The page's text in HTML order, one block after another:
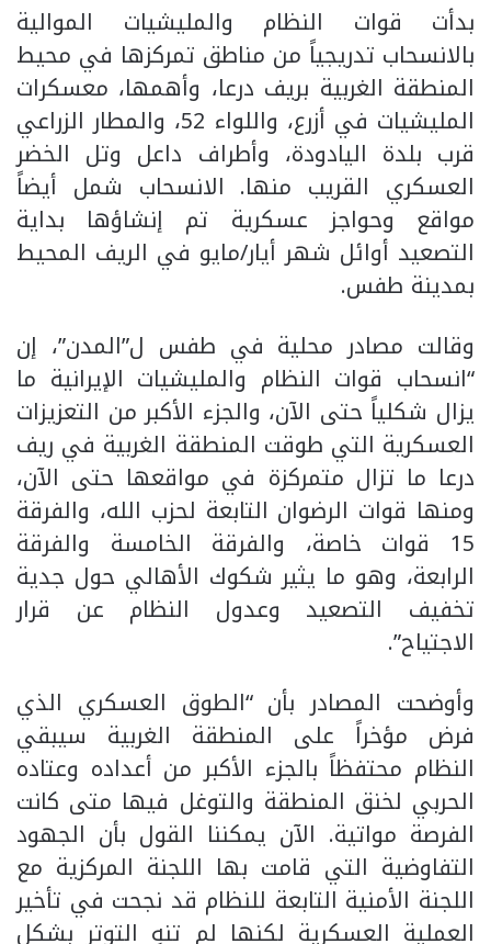
بدأت قوات النظام والمليشيات الموالية
بالانسحاب تدريجياً من مناطق تمركزها في محيط
المنطقة الغربية بريف درعا، وأهمها، معسكرات
المليشيات في أزرع، واللواء 52، والمطار الزراعي
قرب بلدة اليادودة، وأطراف داعل وتل الخضر
العسكري القريب منها. الانسحاب شمل أيضاً
مواقع وحواجز عسكرية تم إنشاؤها بداية
التصعيد أوائل شهر أيار/مايو في الريف المحيط
بمدينة طفس.
وقالت مصادر محلية في طفس ل”المدن”، إن
“انسحاب قوات النظام والمليشيات الإيرانية ما
يزال شكلياً حتى الآن، والجزء الأكبر من التعزيزات
العسكرية التي طوقت المنطقة الغربية في ريف
درعا ما تزال متمركزة في مواقعها حتى الآن،
ومنها قوات الرضوان التابعة لحزب الله، والفرقة
15 قوات خاصة، والفرقة الخامسة والفرقة
الرابعة، وهو ما يثير شكوك الأهالي حول جدية
تخفيف التصعيد وعدول النظام عن قرار
الاجتياح”.
وأوضحت المصادر بأن “الطوق العسكري الذي
فرض مؤخراً على المنطقة الغربية سيبقي
النظام محتفظاً بالجزء الأكبر من أعداده وعتاده
الحربي لخنق المنطقة والتوغل فيها متى كانت
الفرصة مواتية. الآن يمكننا القول بأن الجهود
التفاوضية التي قامت بها اللجنة المركزية مع
اللجنة الأمنية التابعة للنظام قد نجحت في تأخير
العملية العسكرية لكنها لم تنهِ التوتر بشكل